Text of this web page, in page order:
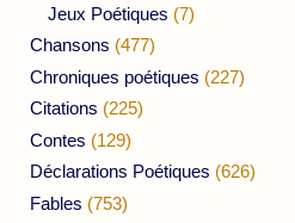
Jeux Poétiques (7)
Chansons (477)
Chroniques poétiques (227)
Citations (225)
Contes (129)
Déclarations Poétiques (626)
Fables (753)